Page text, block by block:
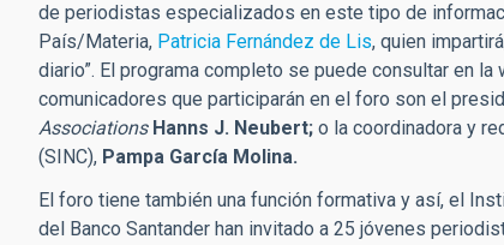
de periodistas especializados en este tipo de
País/Materia, Patricia Fernández de Lis, quien
diario”. El programa completo se puede consultar en la
comunicadores que participarán en el foro son el
Associations Hanns J. Neubert; o la coordinadora y
(SINC), Pampa García Molina.
El foro tiene también una función formativa y así, el
del Banco Santander han invitado a 25 jóvenes